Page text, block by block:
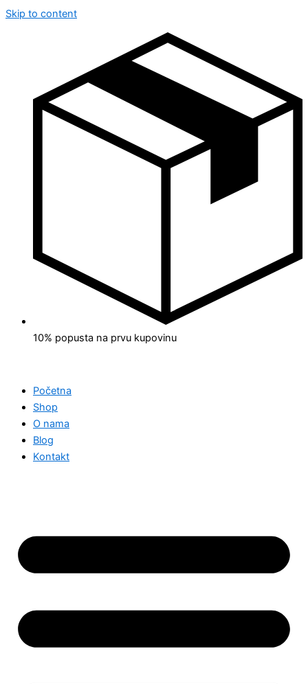
Skip to content
10% popusta na prvu kupovinu
Početna
Shop
O nama
Blog
Kontakt